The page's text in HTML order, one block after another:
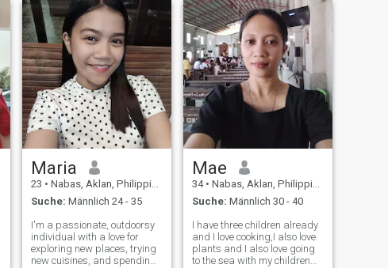
Maria
23 • Nabas, Aklan, Philippinen
Suche: Männlich 24 - 35
I'm a passionate, outdoorsy
individual with a love for
exploring new places, trying
new cuisines, and spending
Mae
34 • Nabas, Aklan, Philippinen
Suche: Männlich 30 - 40
I have three children already
and I love cooking,I also love
plants and I also love going
to the sea with my children